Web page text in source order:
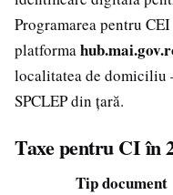
Programarea pentru
platforma
localitatea de
SPCLEP din țară.
Taxe pentru CI în
Tip document